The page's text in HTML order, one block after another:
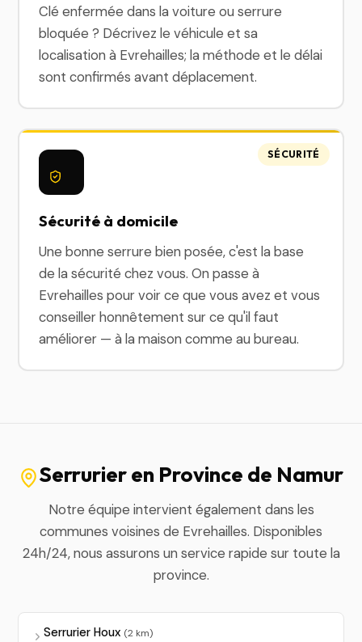
Clé enfermée dans la voiture ou serrure
bloquée ? Décrivez le véhicule et sa
localisation à Evrehailles; la méthode et le délai
sont confirmés avant déplacement.
Sécurité à domicile
Une bonne serrure bien posée, c'est la base
de la sécurité chez vous. On passe à
Evrehailles pour voir ce que vous avez et vous
conseiller honnêtement sur ce qu'il faut
améliorer — à la maison comme au bureau.
SÉCURITÉ
Serrurier en Province de Namur
Notre équipe intervient également dans les
communes voisines de Evrehailles. Disponibles
24h/24, nous assurons un service rapide sur toute la
province.
Serrurier Houx (2 km)